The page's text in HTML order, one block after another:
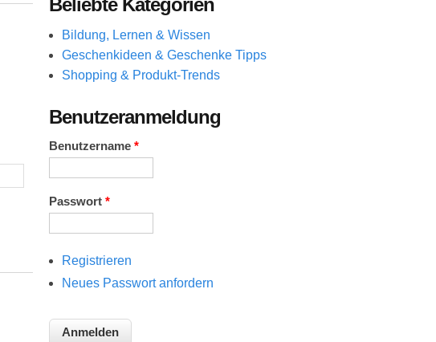
Bildung, Lernen & Wissen
Geschenkideen & Geschenke Tipps
Shopping & Produkt-Trends
Benutzeranmeldung
Benutzername *
Passwort *
Registrieren
Neues Passwort anfordern